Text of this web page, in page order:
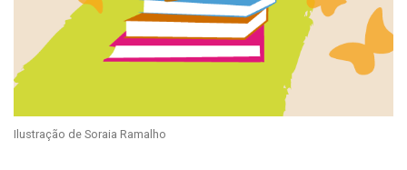
Ilustração de Soraia Ramalho